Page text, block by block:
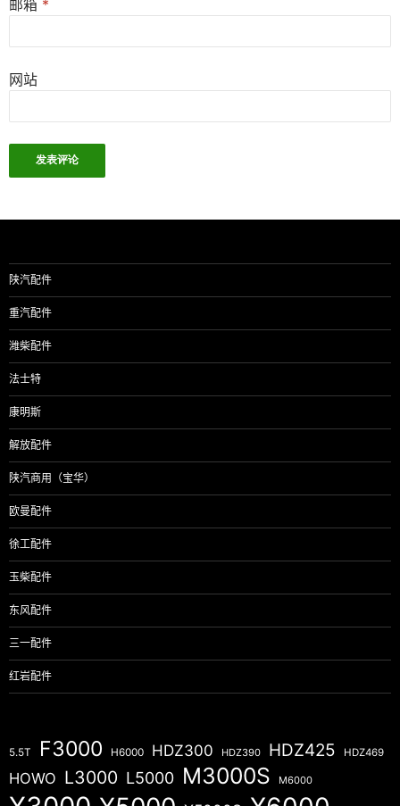
邮箱 *
网站
陕汽配件
重汽配件
潍柴配件
法士特
康明斯
解放配件
陕汽商用（宝华）
欧曼配件
徐工配件
玉柴配件
东风配件
三一配件
红岩配件
5.5T F3000 H6000 HDZ300 HDZ390 HDZ425 HDZ469
HOWO L3000 L5000 M3000S M6000